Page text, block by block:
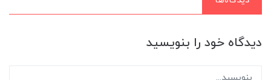
دیدگاه خود را بنویسید